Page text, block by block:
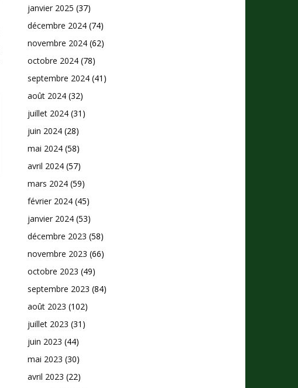
janvier 2025 (37)
décembre 2024 (74)
novembre 2024 (62)
octobre 2024 (78)
septembre 2024 (41)
août 2024 (32)
juillet 2024 (31)
juin 2024 (28)
mai 2024 (58)
avril 2024 (57)
mars 2024 (59)
février 2024 (45)
janvier 2024 (53)
décembre 2023 (58)
novembre 2023 (66)
octobre 2023 (49)
septembre 2023 (84)
août 2023 (102)
juillet 2023 (31)
juin 2023 (44)
mai 2023 (30)
avril 2023 (22)